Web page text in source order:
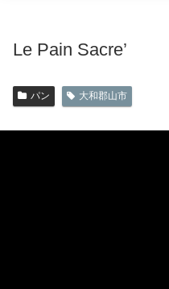
Le Pain Sacre’
パン 大和郡山市